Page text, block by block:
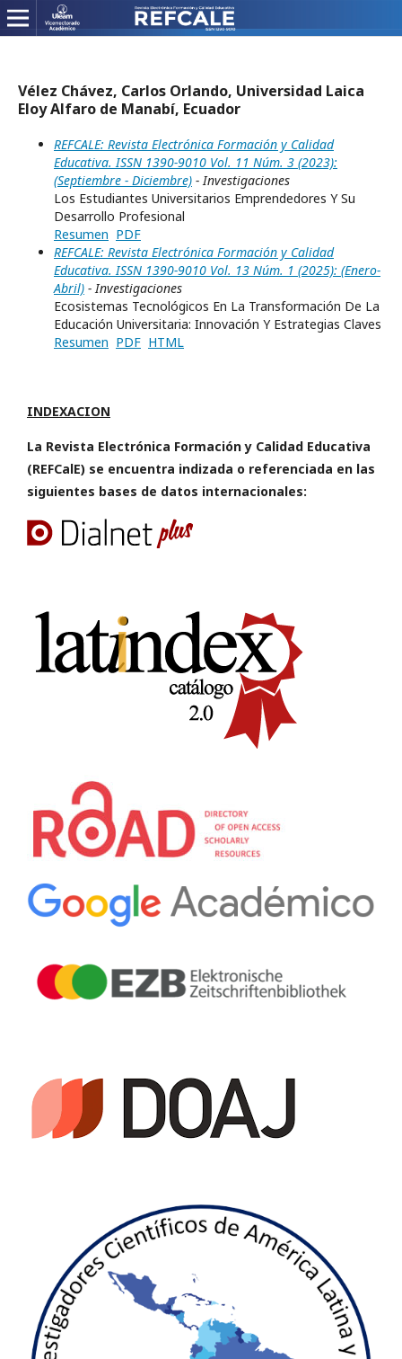
Vélez Chávez, Carlos Orlando, Universidad Laica
Eloy Alfaro de Manabí, Ecuador
REFCALE: Revista Electrónica Formación y Calidad
Educativa. ISSN 1390-9010 Vol. 11 Núm. 3 (2023):
(Septiembre - Diciembre) - Investigaciones
Los Estudiantes Universitarios Emprendedores Y Su
Desarrollo Profesional
Resumen PDF
REFCALE: Revista Electrónica Formación y Calidad
Educativa. ISSN 1390-9010 Vol. 13 Núm. 1 (2025): (Enero-
Abril) - Investigaciones
Ecosistemas Tecnológicos En La Transformación De La
Educación Universitaria: Innovación Y Estrategias Claves
Resumen PDF HTML
INDEXACION
La Revista Electrónica Formación y Calidad Educativa
(REFCalE) se encuentra indizada o referenciada en las
siguientes bases de datos internacionales: